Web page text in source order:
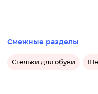
Смежные разделы
Стельки для обуви